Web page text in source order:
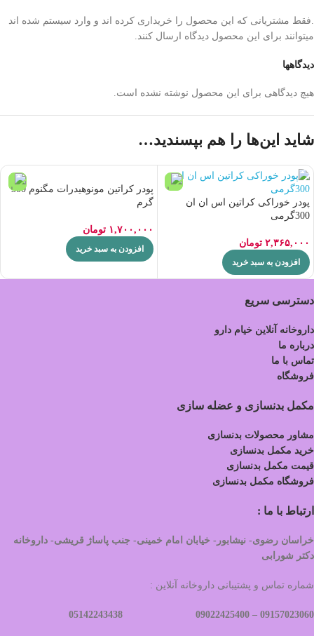
دیدگاهها
هیچ دیدگاهی برای این محصول نوشته نشده است.
.فقط مشتریانی که این محصول را خریداری کرده اند و وارد سیستم شده اند
میتوانند برای این محصول دیدگاه ارسال کنند.
شاید این‌ها را هم بپسندید…
پودر خوراکی کراتین اس ان ان
300گرمی
۲,۳۶۵,۰۰۰ تومان
افزودن به سبد خرید
پودر کراتین مونوهیدرات مگنوم 300
گرم
۱,۷۰۰,۰۰۰ تومان
افزودن به سبد خرید
دسترسی سریع
داروخانه آنلاین خیام دارو
درباره ما
تماس با ما
فروشگاه
مکمل بدنسازی و عضله سازی
مشاور محصولات بدنسازی
خرید مکمل بدنسازی
قیمت مکمل بدنسازی
فروشگاه مکمل بدنسازی
ارتباط با ما :
خراسان رضوی- نیشابور- خیابان امام خمینی- جنب پاساژ قریشی- داروخانه
دکتر شورابی
شماره تماس و پشتیبانی داروخانه آنلاین :
09157023060 –